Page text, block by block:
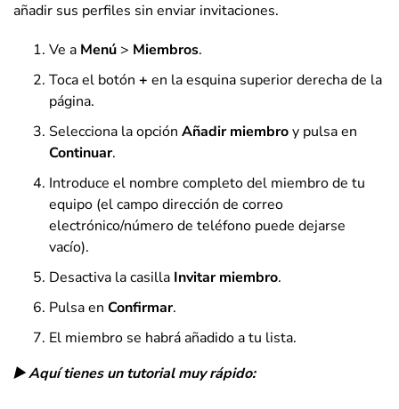
añadir sus perfiles sin enviar invitaciones.
Ve a Menú > Miembros.
Toca el botón + en la esquina superior derecha de la
página.
Selecciona la opción Añadir miembroy pulsa en
Continuar.
Introduce el nombre completo del miembro de tu
equipo (el campo dirección de correo
electrónico/número de teléfono puede dejarse
vacío).
Desactiva la casilla Invitar miembro.
Pulsa en Confirmar.
El miembro se habrá añadido a tu lista.
▶️ Aquí tienes un tutorial muy rápido: